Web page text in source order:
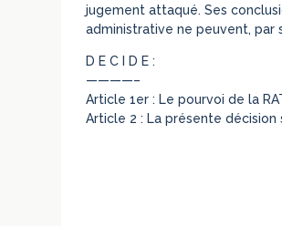
jugement attaqué. Ses
administrative ne peuvent, par
D E C I D E :
————–
Article 1er : Le pourvoi de la
Article 2 : La présente décision